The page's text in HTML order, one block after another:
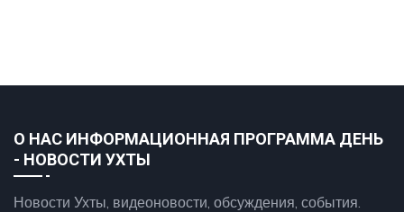
О НАС ИНФОРМАЦИОННАЯ ПРОГРАММА ДЕНЬ
- НОВОСТИ УХТЫ
Новости Ухты, видеоновости, обсуждения, события.